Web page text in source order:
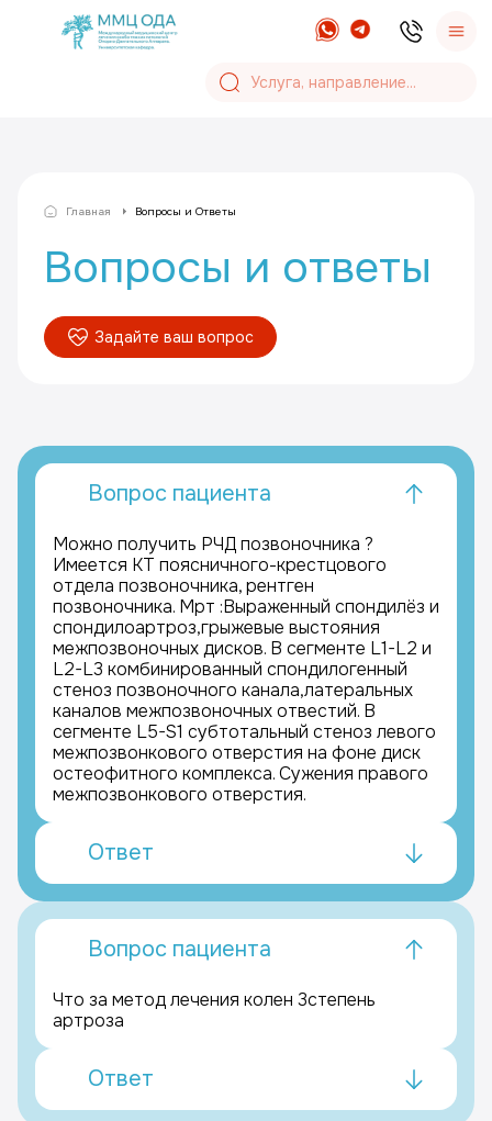
Главная Вопросы и Ответы
Вопросы и ответы
Задайте ваш вопрос
Вопрос пациента
Можно получить РЧД позвоночника ?
Имеется КТ поясничного-крестцового
отдела позвоночника, рентген
позвоночника. Мрт :Выраженный спондилёз и
спондилоартроз,грыжевые выстояния
межпозвоночных дисков. В сегменте L1-L2 и
L2-L3 комбинированный спондилогенный
стеноз позвоночного канала,латеральных
каналов межпозвоночных отвестий. В
сегменте L5-S1 субтотальный стеноз левого
межпозвонкового отверстия на фоне диск
остеофитного комплекса. Сужения правого
межпозвонкового отверстия.
Ответ
Вопрос пациента
Что за метод лечения колен 3степень
артроза
Ответ